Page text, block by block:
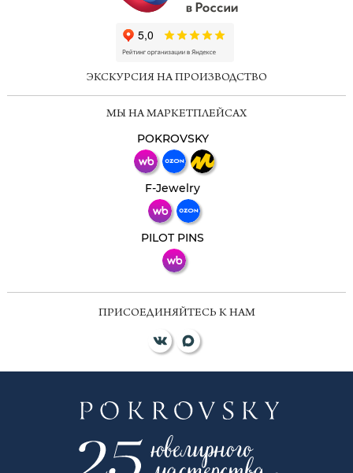
ЭКСКУРСИЯ НА ПРОИЗВОДСТВО
МЫ НА МАРКЕТПЛЕЙСАХ
POKROVSKY
F-Jewelry
PILOT PINS
ПРИСОЕДИНЯЙТЕСЬ К НАМ